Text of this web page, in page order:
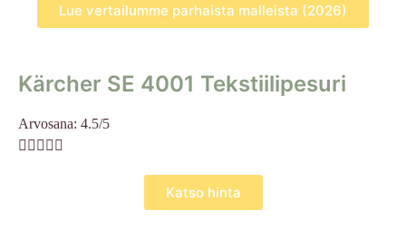
Lue vertailumme parhaista malleista (2026)
Kärcher SE 4001 Tekstiilipesuri
Arvosana: 4.5/5
    
Katso hinta